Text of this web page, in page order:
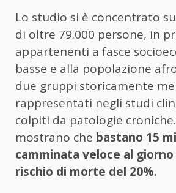
Lo studio si è concentrato
di oltre 79.000 persone, in
appartenenti a fasce
basse e alla popolazione
due gruppi storicamente
rappresentati negli studi
colpiti da patologie
mostrano che bastano 15
camminata veloce al
rischio di morte del 20%.